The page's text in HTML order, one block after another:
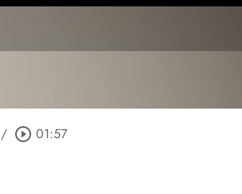
/ play_circle_outline 01:57